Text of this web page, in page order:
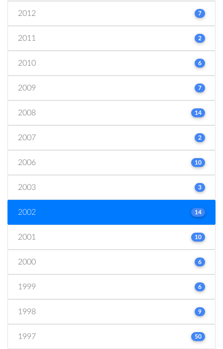
2012 7
2011 2
2010 6
2009 7
2008 14
2007 2
2006 10
2003 3
2002 14
2001 10
2000 6
1999 6
1998 9
1997 50